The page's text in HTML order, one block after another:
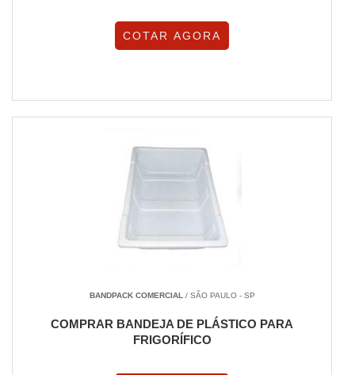
COTAR AGORA
BANDPACK COMERCIAL/ SÃO PAULO - SP
COMPRAR BANDEJA DE PLÁSTICO PARA
FRIGORÍFICO